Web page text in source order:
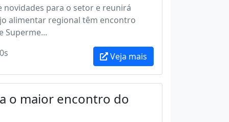
para o setor e reunirá
alimentar regional têm encontro
Superme...
Veja mais
o maior encontro do